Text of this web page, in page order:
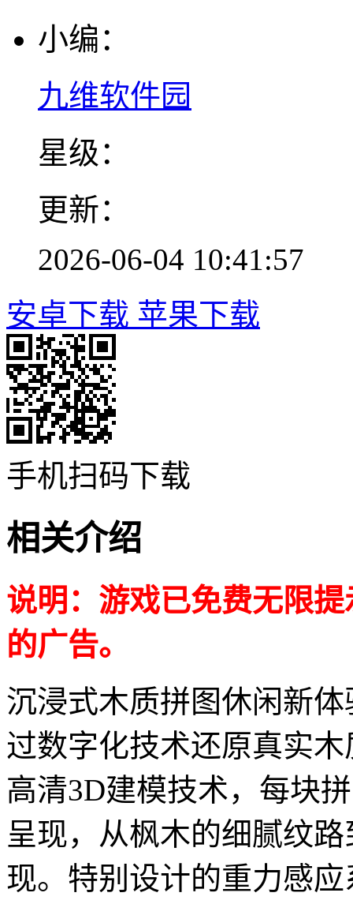
小编：
九维软件园
星级：
更新：
2026-06-04 10:41:57
安卓下载 苹果下载
手机扫码下载
相关介绍
说明：游戏已免费无限
的广告。
沉浸式木质拼图休闲新
过数字化技术还原真实
高清3D建模技术，每块
呈现，从枫木的细腻纹
现。特别设计的重力感